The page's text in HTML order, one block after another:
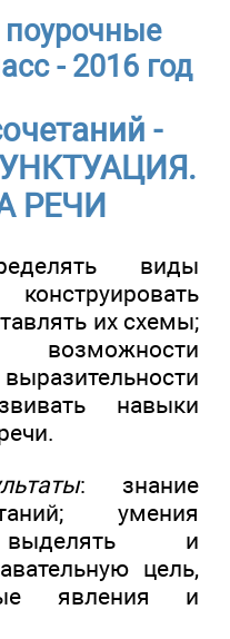
- 2016 год
-
РЕЧИ
виды
их схемы;
навыки
: знание
умения
выделять и
цель,
явления и